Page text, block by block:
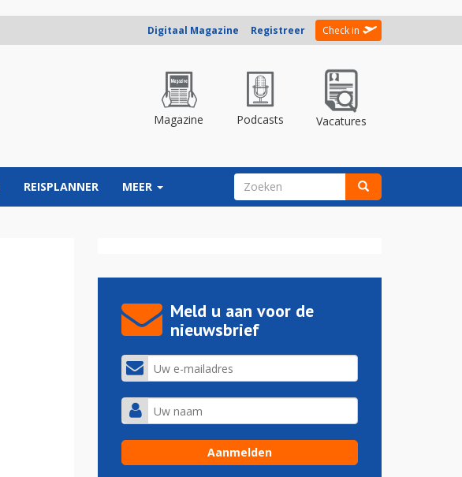
Digitaal Magazine Registreer Check in
Magazine Podcasts Vacatures
REISPLANNER MEER ZOEKVELD
Meld u aan voor de
nieuwsbrief